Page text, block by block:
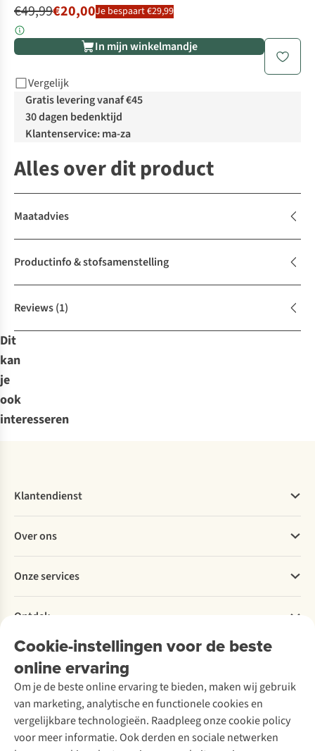
€49,99€20,00Je bespaart €29,99
In mijn winkelmandje
Vergelijk
Gratis levering vanaf €45
30 dagen bedenktijd
Klantenservice: ma-za
Alles over dit product
Maatadvies
Productinfo & stofsamenstelling
Reviews(1)
Dit
kan
je
ook
interesseren
Cookie-instellingen voor de beste
online ervaring
Om je de beste online ervaring te bieden, maken wij gebruik
van marketing, analytische en functionele cookies en
vergelijkbare technologieën. Raadpleeg onze cookie policy
voor meer informatie. Ook derden en sociale netwerken
Klantendienst
Bestellen
Betalen
Levering
Retourneren
Bestelling herroepen
Garantie
Contact
Over ons
Explore More
Verantwoord ondernemen
Over Ayacucho
Onze winkels
Over A.S.Adventure
Toegankelijkheidsverklaring
Onze services
Ski-onderhoud
Wasservice
Schoenonderhoud
Schoenherstelling
Kledingherstelling
Retouches
Voor bedrijven
Ontdek
A.S.Magazine
Podcast
Explore Academy
Explore Camp
Gear Check
Inspiratie & advies
Meld je aan voor de nieuwsbrief